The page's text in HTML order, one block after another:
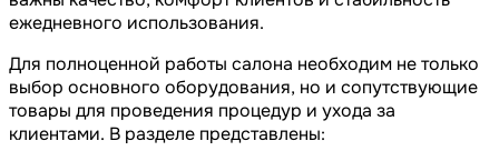
ежедневного использования.
Для полноценной работы салона необходим не только
выбор основного оборудования, но и сопутствующие
товары для проведения процедур и ухода за
клиентами. В разделе представлены: